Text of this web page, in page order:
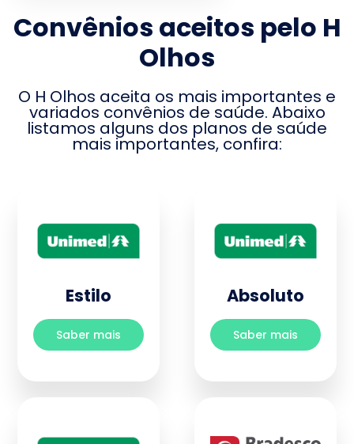
Convênios aceitos pelo H
Olhos
O H Olhos aceita os mais importantes e
variados convênios de saúde. Abaixo
listamos alguns dos planos de saúde
mais importantes, confira:
Estilo
Saber mais
Absoluto
Saber mais